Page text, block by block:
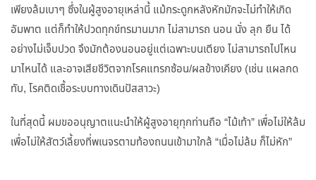
เพียงล้มเบาๆ ซึ่งในผู้สูงอายุเหล่านี้ แม้กระดูกหลังหักมักจะไม่ทำให้เกิด
อัมพาต แต่ก็ทำให้ปวดทุกข์ทรมานมาก ไม่สามารถ นอน นั่ง ลุก ยืน ได้
อย่างไม่เจ็บปวด จึงมักต้องนอนอยู่แต่เฉพาะบนเตียง ไม่สามารถไปไหน
มาไหนได้ และอาจเสียชีวิตจากโรคแทรกซ้อน/ผลข้างเคียง (เช่น แผลกด
ทับ, โรคติดเชื้อระบบทางเดินปัสสาวะ)
ในที่สุดนี้ ผมขออนุญาตแนะนำให้ผู้สูงอายุทุกท่านถือ “ไม้เท้า” เพื่อไม่ให้ล้ม
เพื่อไม่ให้สัตว์เลี้ยงที่พเนจรตามท้องถนนเข้ามาใกล้ “เมื่อไม่ล้ม ก็ไม่หัก”